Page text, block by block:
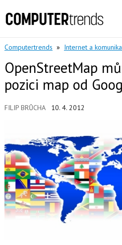
Computertrends » Internet a
OpenStreetMap
pozici map od
FILIP BRŮCHA 10. 4. 2012